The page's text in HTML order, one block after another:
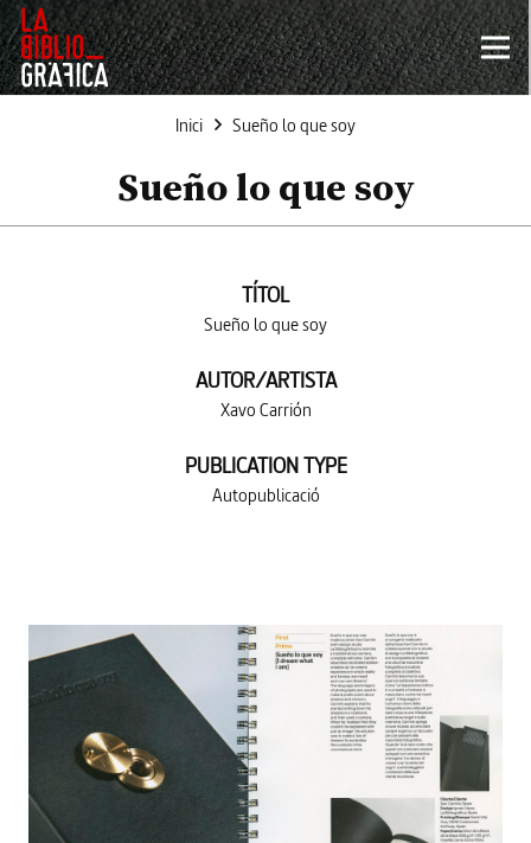
Inici Sueño lo que soy
Sueño lo que soy
TÍTOL
Sueño lo que soy
AUTOR/ARTISTA
Xavo Carrión
PUBLICATION TYPE
Autopublicació